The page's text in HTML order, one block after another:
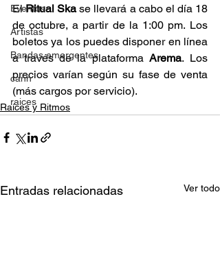
Eventos
Artistas
Bandas emergentes
cann
raices
El Ritual Ska se llevará a cabo el día 18
de octubre, a partir de la 1:00 pm. Los
boletos ya los puedes disponer en línea
a través de la plataforma Arema. Los
precios varían según su fase de venta
(más cargos por servicio).
Raíces y Ritmos
Entradas relacionadas Ver todo